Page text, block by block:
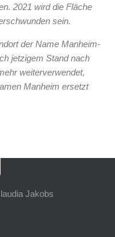
2021 wird die Fläche
sein.
der Name Manheim-
jetzigem Stand nach
weiterverwendet,
Manheim ersetzt
Jakobs